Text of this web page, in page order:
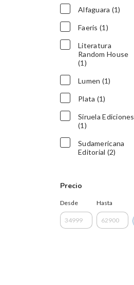
Alfaguara (1)
Faeris (1)
Literatura
Random House
(1)
Lumen (1)
Plata (1)
Siruela Ediciones
(1)
Sudamericana
Editorial (2)
Precio
Desde Hasta